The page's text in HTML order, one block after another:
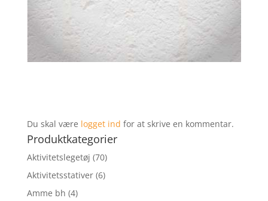
Du skal være logget ind for at skrive en kommentar.
Produktkategorier
Aktivitetslegetøj (70)
Aktivitetsstativer (6)
Amme bh (4)